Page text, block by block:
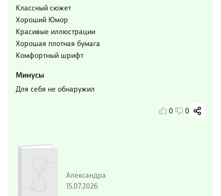
Классный сюжет
Хороший Юмор
Красивые иллюстрации
Хорошая плотная бумага
Комфортный шрифт
Минусы
Для себя не обнаружил
0 0
Александра
15.07.2026